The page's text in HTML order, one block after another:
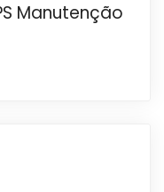
Manutenção